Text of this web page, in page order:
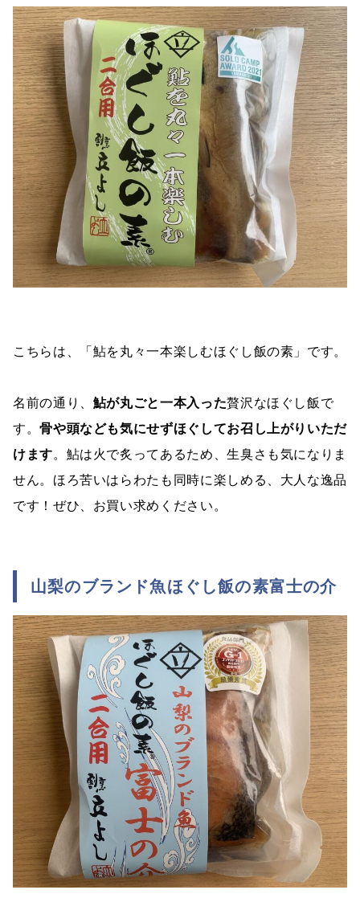
こちらは、「鮎を丸々一本楽しむほぐし飯の素」です。
名前の通り、 鮎が丸ごと一本入った贅沢なほぐし飯で
す。骨や頭なども気にせずほぐしてお召し上がりいただ
けます。鮎は火で炙ってあるため、生臭さも気になりま
せん。ほろ苦いはらわたも同時に楽しめる、大人な逸品
です！ぜひ、お買い求めください。
山梨のブランド魚ほぐし飯の素富士の介